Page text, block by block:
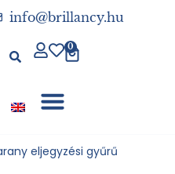
info@brillancy.hu
0
eljegyzési gyűrű